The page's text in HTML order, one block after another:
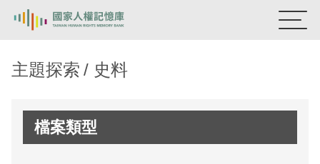
新生訓導處
主題探索 史料
檔案類型